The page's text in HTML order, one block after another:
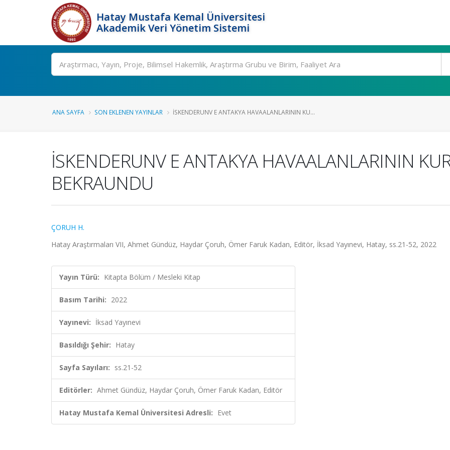
Hatay Mustafa Kemal Üniversitesi
Akademik Veri Yönetim Sistemi
Ara
ANA SAYFA SON EKLENEN YAYINLAR İSKENDERUNV E ANTAKYA HAVAALANLARININ KU...
İSKENDERUNV E ANTAKYA HAVAALANLARININ
BEKRAUNDU
ÇORUH H.
Hatay Araştırmaları VII, Ahmet Gündüz, Haydar Çoruh, Ömer Faruk Kadan, Editör, İksad Yayınevi, Hatay, ss.21-52, 2022
Yayın Türü: Kitapta Bölüm / Mesleki Kitap
Basım Tarihi: 2022
Yayınevi: İksad Yayınevi
Basıldığı Şehir: Hatay
Sayfa Sayıları: ss.21-52
Editörler: Ahmet Gündüz, Haydar Çoruh, Ömer Faruk Kadan, Editör
Hatay Mustafa Kemal Üniversitesi Adresli: Evet